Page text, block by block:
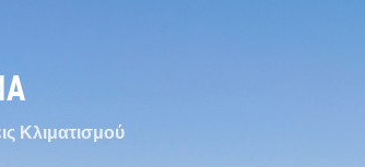
Κλιματισμού